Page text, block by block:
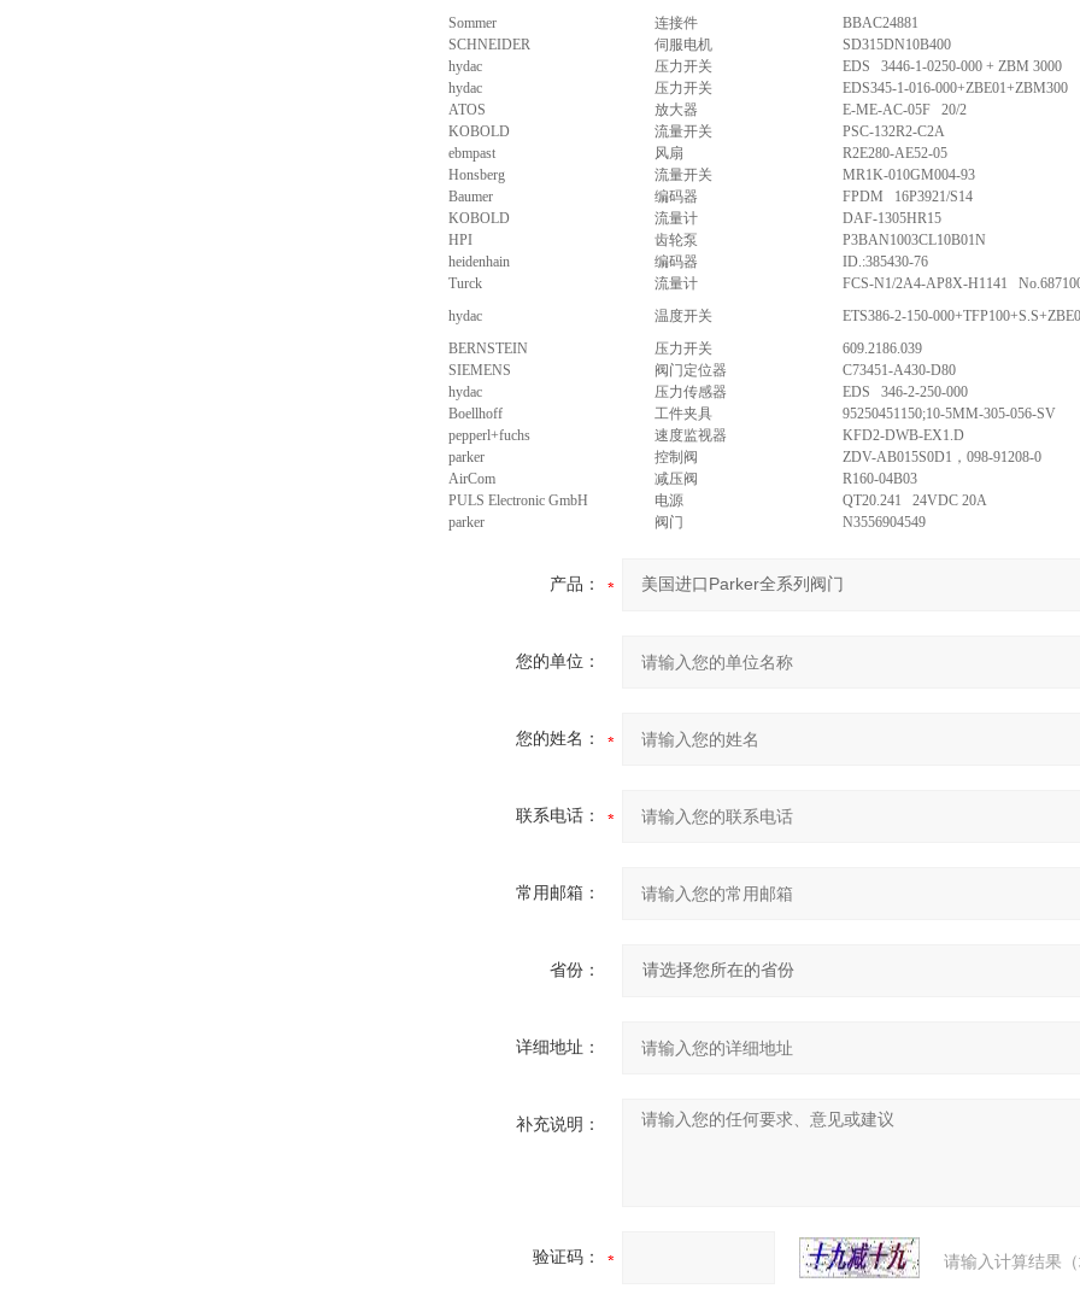
Sommer
连接件
BBAC24881
SCHNEIDER
伺服电机
SD315DN10B400
hydac
压力开关
EDS 3446-1-0250-000 + ZBM 3000
hydac
压力开关
EDS345-1-016-000+ZBE01+ZBM300
ATOS
放大器
E-ME-AC-05F 20/2
KOBOLD
流量开关
PSC-132R2-C2A
ebmpast
风扇
R2E280-AE52-05
Honsberg
流量开关
MR1K-010GM004-93
Baumer
编码器
FPDM 16P3921/S14
KOBOLD
流量计
DAF-1305HR15
HPI
齿轮泵
P3BAN1003CL10B01N
heidenhain
编码器
ID.:385430-76
Turck
流量计
FCS-N1/2A4-AP8X-H1141
hydac
温度开关
ETS386-2-150-
BERNSTEIN
压力开关
609.2186.039
SIEMENS
阀门定位器
C73451-A430-D80
hydac
压力传感器
EDS 346-2-250-000
Boellhoff
工件夹具
95250451150;10-5MM-305-056-SV
pepperl+fuchs
速度监视器
KFD2-DWB-EX1.D
parker
控制阀
ZDV-AB015S0D1，098-91208-0
AirCom
减压阀
R160-04B03
PULS Electronic GmbH
电源
QT20.241 24VDC 20A
parker
阀门 N3556904549
产品：
您的单位：
您的姓名：
联系电话：
常用邮箱：
省份：
详细地址：
补充说明：
验证码： 请输入计算结果